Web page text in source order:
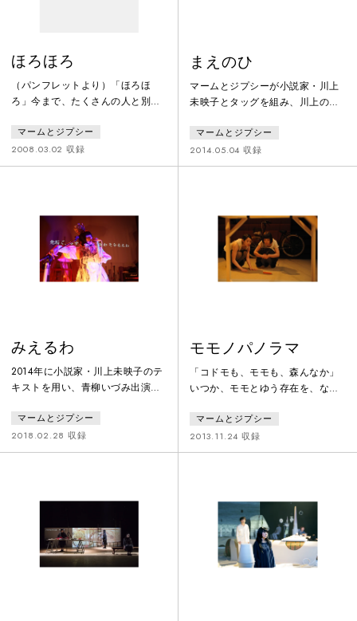
ほろほろ
（パンフレットより）「ほろほ
ろ」今まで、たくさんの人と別れ
れるだろうと、そう思って、この
作品は出発した。記憶を巡ってみ
ても、思い出すのは、断片的な、
に、フォーカスを合わせ、シャッ
タースピードも最速に上げて、記
憶の一瞬を、捉えようと試みた。
それが、どれだけビビットに映っ
たか、もしくは、もう、記憶は、
マームとジプシー
2008.03.02 収録
まえのひ
マームとジプシーが小説家・川上
未映子とタッグを組み、川上の書
優・青柳いづみの一人芝居として
上演。2014年3月から約2ヶ月をか
けて全国8都市にて巡演。
マームとジプシー
2014.05.04 収録
みえるわ
2014年に小説家・川上未映子のテ
キストを用い、青柳いづみ出演で
となる本作は、川上の詩集「先端
で、さすわ さされるわ そらええ
わ」「水瓶」より、主に7篇の詩を
イターやファッションブランドが
マームとジプシー
2018.02.28 収録
モモノパノラマ
「コドモも、モモも、森んなか」
いつか、モモとゆう存在を、なく
やっぱりなくしてしまって、その
ことがやっぱりおおきかった。七
月だった。モモが、なくなったの
まって、鳴らなくなった音があっ
た。でもそれでも、物音がする
と、モモじゃないかと振り向いて
しまう。まだモモが、いるような
気がして。音をさがす。そんな時
マームとジプシー
2013.11.24 収録